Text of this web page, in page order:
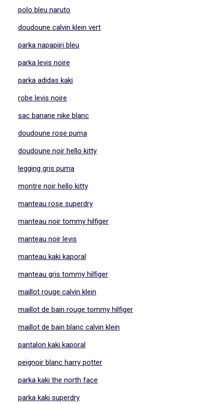
polo bleu naruto
doudoune calvin klein vert
parka napapijri bleu
parka levis noire
parka adidas kaki
robe levis noire
sac banane nike blanc
doudoune rose puma
doudoune noir hello kitty
legging gris puma
montre noir hello kitty
manteau rose superdry
manteau noir tommy hilfiger
manteau noir levis
manteau kaki kaporal
manteau gris tommy hilfiger
maillot rouge calvin klein
maillot de bain rouge tommy hilfiger
maillot de bain blanc calvin klein
pantalon kaki kaporal
peignoir blanc harry potter
parka kaki the north face
parka kaki superdry